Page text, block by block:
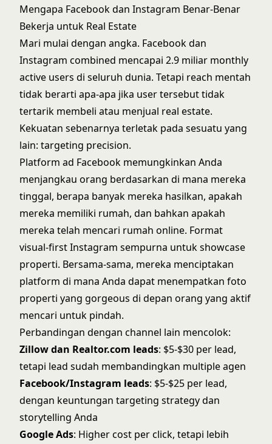
Mengapa Facebook dan Instagram Benar-Benar
Bekerja untuk Real Estate
Mari mulai dengan angka. Facebook dan
Instagram combined mencapai 2.9 miliar monthly
active users di seluruh dunia. Tetapi reach mentah
tidak berarti apa-apa jika user tersebut tidak
tertarik membeli atau menjual real estate.
Kekuatan sebenarnya terletak pada sesuatu yang
lain: targeting precision.
Platform ad Facebook memungkinkan Anda
menjangkau orang berdasarkan di mana mereka
tinggal, berapa banyak mereka hasilkan, apakah
mereka memiliki rumah, dan bahkan apakah
mereka telah mencari rumah online. Format
visual-first Instagram sempurna untuk showcase
properti. Bersama-sama, mereka menciptakan
platform di mana Anda dapat menempatkan foto
properti yang gorgeous di depan orang yang aktif
mencari untuk pindah.
Perbandingan dengan channel lain mencolok:
Zillow dan Realtor.com leads: $5-$30 per lead,
tetapi lead sudah membandingkan multiple agen
Facebook/Instagram leads: $5-$25 per lead,
dengan keuntungan targeting strategy dan
storytelling Anda
Google Ads: Higher cost per click, tetapi lebih